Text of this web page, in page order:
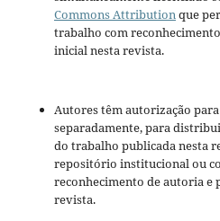
Commons Attributionque
trabalho com
inicial nesta revista.
Autores têm autorização
separadamente, para
do trabalho publicada nesta
repositório institucional ou
reconhecimento de autoria e
revista.